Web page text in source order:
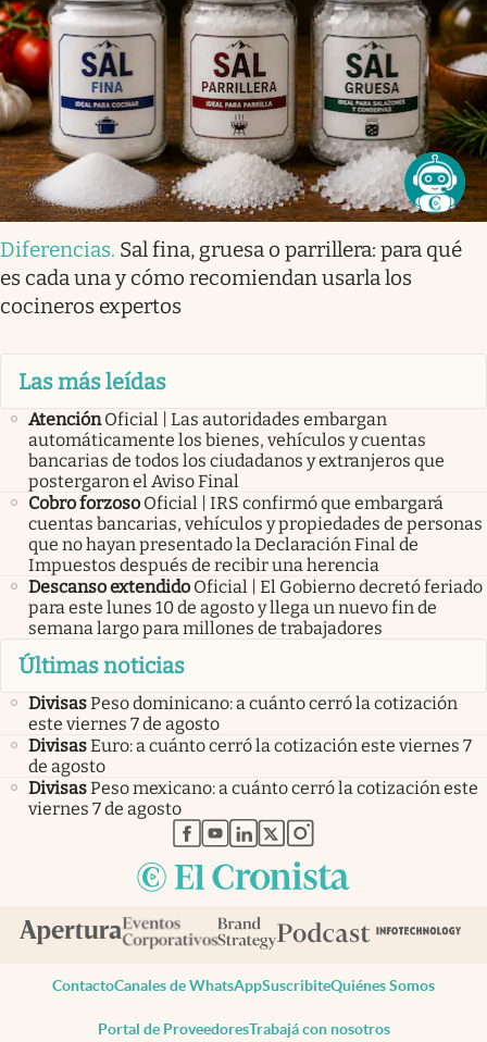
Diferencias. Sal fina, gruesa o parrillera: para qué
es cada una y cómo recomiendan usarla los
cocineros expertos
Las más leídas
Atención Oficial | Las autoridades embargan
automáticamente los bienes, vehículos y cuentas
bancarias de todos los ciudadanos y extranjeros que
postergaron el Aviso Final
Cobro forzoso Oficial | IRS confirmó que embargará
cuentas bancarias, vehículos y propiedades de personas
que no hayan presentado la Declaración Final de
Impuestos después de recibir una herencia
Descanso extendido Oficial | El Gobierno decretó feriado
para este lunes 10 de agosto y llega un nuevo fin de
semana largo para millones de trabajadores
Últimas noticias
DivisasPeso dominicano: a cuánto cerró la cotización
este viernes 7 de agosto
DivisasEuro: a cuánto cerró la cotización este viernes 7
de agosto
DivisasPeso mexicano: a cuánto cerró la cotización este
viernes 7 de agosto
abre en nueva pestaña
abre en nueva pestaña
abre en nueva pestaña
abre en nueva pestaña
abre en nueva pestaña
ContactoCanales de WhatsAppSuscribiteQuiénes Somos
Portal de ProveedoresTrabajá con nosotros